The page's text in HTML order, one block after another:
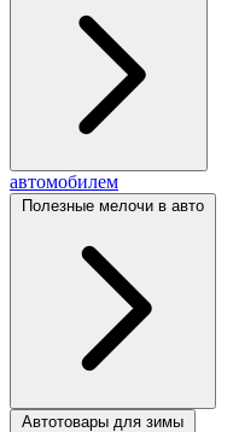
автомобилем
Полезные мелочи в авто
Автотовары для зимы